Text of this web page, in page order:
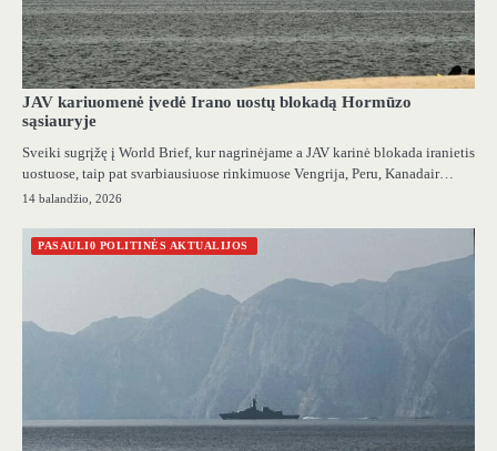
JAV kariuomenė įvedė Irano uostų blokadą Hormūzo
sąsiauryje
Sveiki sugrįžę į World Brief, kur nagrinėjame a JAV karinė blokada iranietis
uostuose, taip pat svarbiausiuose rinkimuose Vengrija, Peru, Kanadair…
14 balandžio, 2026
PASAULI0 POLITINĖS AKTUALIJOS